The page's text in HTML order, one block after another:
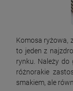
Komosa ryżowa,
to jeden z
rynku. Należy do
różnorakie
smakiem, ale